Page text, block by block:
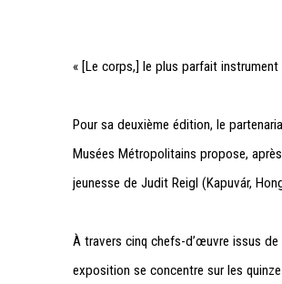
« [Le corps,] le plus parfait
Pour sa deuxième édition, le
Musées Métropolitains propose,
jeunesse de Judit Reigl (Kapuvár,
À travers cinq chefs-d’œuvre issus
exposition se concentre sur les